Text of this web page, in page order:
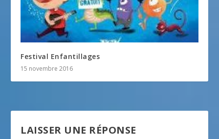
Festival Enfantillages
15 novembre 2016
LAISSER UNE RÉPONSE